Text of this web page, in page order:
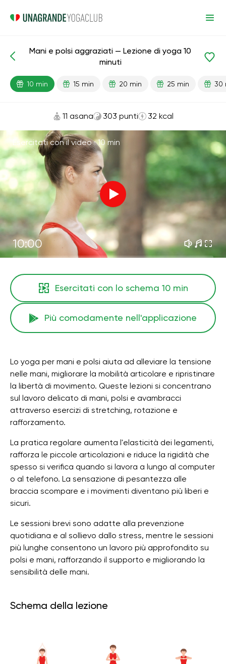
Giunti
Mani e polsi aggraziati — Lezione di yoga 10
minuti
10 min 15 min 20 min 25 min 30
11 asana 303 punti 32 kcal
Esercitati con il video ·10 min
10:00
Esercitati con lo schema 10 min
Più comodamente nell'applicazione
Lo yoga per mani e polsi aiuta ad alleviare la tensione
nelle mani, migliorare la mobilità articolare e ripristinare
la libertà di movimento. Queste lezioni si concentrano
sul lavoro delicato di mani, polsi e avambracci
attraverso esercizi di stretching, rotazione e
rafforzamento.
La pratica regolare aumenta l'elasticità dei legamenti,
rafforza le piccole articolazioni e riduce la rigidità che
spesso si verifica quando si lavora a lungo al computer
o al telefono. La sensazione di pesantezza alle
braccia scompare e i movimenti diventano più liberi e
sicuri.
Le sessioni brevi sono adatte alla prevenzione
quotidiana e al sollievo dallo stress, mentre le sessioni
più lunghe consentono un lavoro più approfondito su
polsi e mani, rafforzando il supporto e migliorando la
sensibilità delle mani.
Schema della lezione